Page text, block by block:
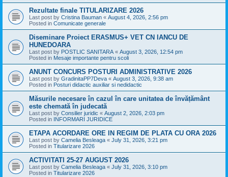
Rezultate finale TITULARIZARE 2026
Last post by Cristina Bauman « August 4, 2026, 2:56 pm
Posted in Comunicate generale
Diseminare Proiect ERASMUS+ VET CN IANCU DE
HUNEDOARA
Last post by POSTLIC SANITARA « August 3, 2026, 12:54 pm
Posted in Mesaje importante pentru scoli
ANUNT CONCURS POSTURI ADMINISTRATIVE 2026
Last post by GradinitaPP7Deva « August 3, 2026, 9:38 am
Posted in Posturi didactic auxiliar si nedidactic
Măsurile necesare în cazul în care unitatea de învățământ
este chemată în judecată
Last post by Consilier juridic « August 2, 2026, 2:03 pm
Posted in INFORMARI JURIDICE
ETAPA ACORDARE ORE IN REGIM DE PLATA CU ORA 2026
Last post by Camelia Besleaga « July 31, 2026, 3:21 pm
Posted in Titularizare 2026
ACTIVITATI 25-27 AUGUST 2026
Last post by Camelia Besleaga « July 31, 2026, 3:10 pm
Posted in Titularizare 2026